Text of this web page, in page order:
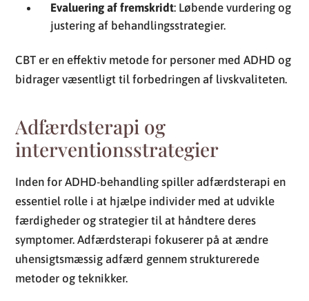
Evaluering af fremskridt: Løbende vurdering og
justering af behandlingsstrategier.
CBT er en effektiv metode for personer med ADHD og
bidrager væsentligt til forbedringen af livskvaliteten.
Adfærdsterapi og
interventionsstrategier
Inden for ADHD-behandling spiller adfærdsterapi en
essentiel rolle i at hjælpe individer med at udvikle
færdigheder og strategier til at håndtere deres
symptomer. Adfærdsterapi fokuserer på at ændre
uhensigtsmæssig adfærd gennem strukturerede
metoder og teknikker.